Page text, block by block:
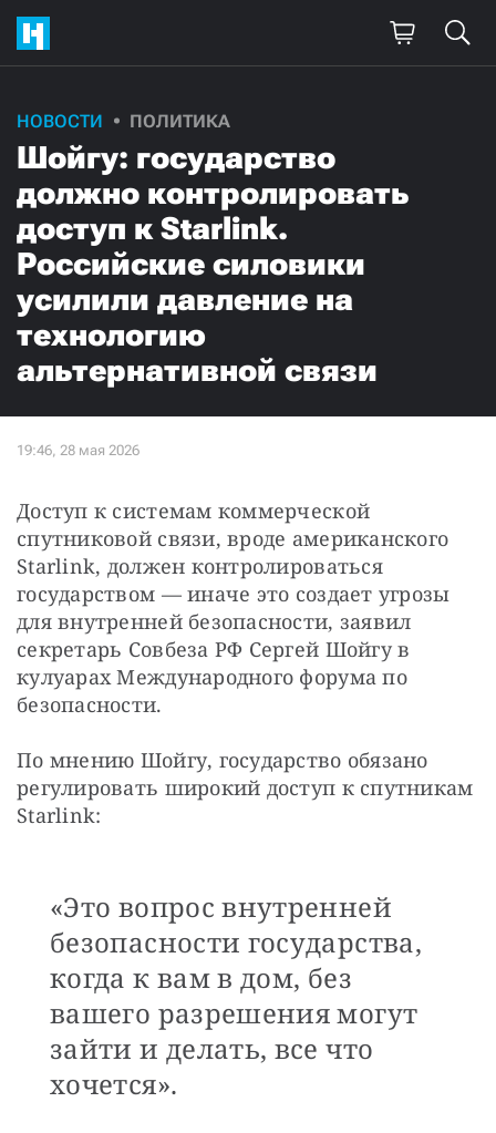
НОВОСТИ ПОЛИТИКА
Шойгу: государство
должно контролировать
доступ к Starlink.
Российские силовики
усилили давление на
технологию
альтернативной связи
Доступ к системам коммерческой
спутниковой связи, вроде американского
Starlink, должен контролироваться
государством — иначе это создает угрозы
для внутренней безопасности, заявил
секретарь Совбеза РФ Сергей Шойгу в
кулуарах Международного форума по
безопасности.
По мнению Шойгу, государство обязано
регулировать широкий доступ к спутникам
Starlink:
«Это вопрос внутренней
безопасности государства,
когда к вам в дом, без
вашего разрешения могут
зайти и делать, все что
хочется».